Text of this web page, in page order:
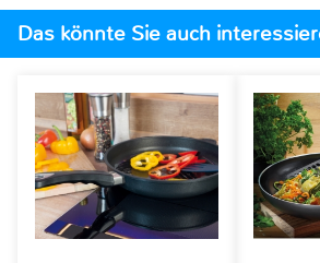
Das könnte Sie auch